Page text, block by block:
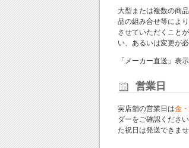
大型または複数の商
品の組み合せ等によ
させていただくこと
い、あるいは変更が
「メーカー直送」表
営業日
実店舗の営業日は金
ダーをご確認くださ
た祝日は発送できませ